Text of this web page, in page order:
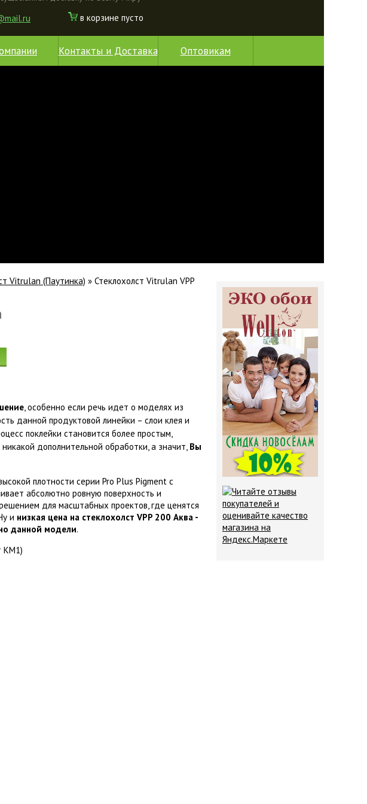
в корзине пусто
Контакты и Доставка Оптовикам
Vitrulan (Паутинка) » Стеклохолст Vitrulan VPP
, особенно если речь идет о моделях из
данной продуктовой линейки – слои клея и
поклейки становится более простым,
дополнительной обработки, а значит, Вы
плотности серии Pro Plus Pigment с
абсолютно ровную поверхность и
для масштабных проектов, где ценятся
и низкая цена на стеклохолст VPP 200 Аква -
данной модели.
КМ1)